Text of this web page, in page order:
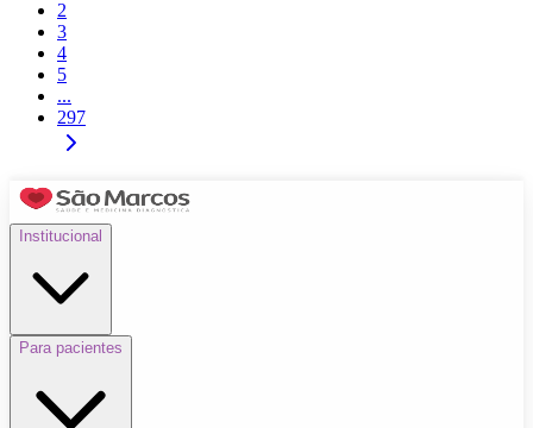
2
3
4
5
...
297
Institucional
Para pacientes